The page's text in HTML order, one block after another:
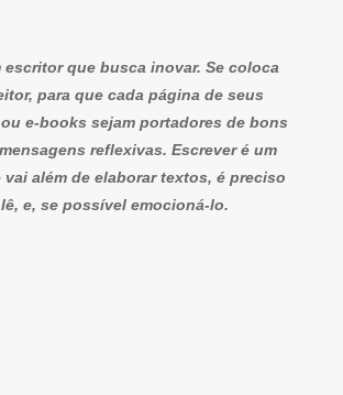
que busca inovar. Se coloca
para que cada página de seus
e-books sejam portadores de bons
reflexivas. Escrever é um
além de elaborar textos, é preciso
e, se possível emocioná-lo.